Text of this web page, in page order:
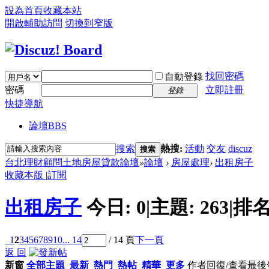
設為首頁收藏本站
開啟輔助訪問 切換到窄版
自動登錄 找回密碼
密碼
登錄
立即註冊
快捷導航
論壇BBS
搜索 搜索 熱搜: 活動 交友 discuz
台北理財顧問土地房屋貸款論壇»論壇 › 房屋處理› 出租房子
收藏本版 |訂閱
出租房子 今日: 0|主題: 263|排
12345678910... 14 / 14 頁下一頁
返 回
新窗 全部主題 最新 熱門 熱帖 精華 更多 作者回復/查看最後